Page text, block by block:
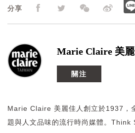
分享
Marie Claire 美
關注
Marie Claire 美麗佳人創立於1937，
題與人文品味的流行時尚媒體。